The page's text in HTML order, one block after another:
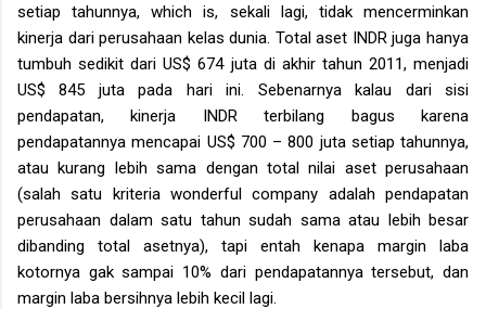
setiap tahunnya, which is, sekali lagi, tidak mencerminkan
kinerja dari perusahaan kelas dunia. Total aset INDR juga hanya
tumbuh sedikit dari US$ 674 juta di akhir tahun 2011, menjadi
US$ 845 juta pada hari ini. Sebenarnya kalau dari sisi
pendapatan, kinerja INDR terbilang bagus karena
pendapatannya mencapai US$ 700 – 800 juta setiap tahunnya,
atau kurang lebih sama dengan total nilai aset perusahaan
(salah satu kriteria wonderful company adalah pendapatan
perusahaan dalam satu tahun sudah sama atau lebih besar
dibanding total asetnya), tapi entah kenapa margin laba
kotornya gak sampai 10% dari pendapatannya tersebut, dan
margin laba bersihnya lebih kecil lagi.